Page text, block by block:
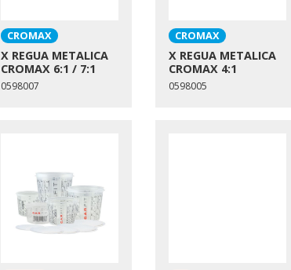
CROMAX
X REGUA METALICA
CROMAX 6:1 / 7:1
0598007
CROMAX
X REGUA METALICA
CROMAX 4:1
0598005